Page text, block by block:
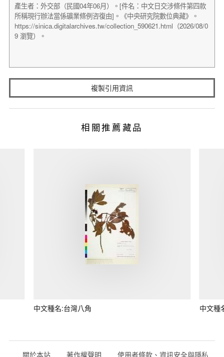
複製引用資訊
相關推薦藏品
中文種名:台灣八角 中文種
關於本站 著作權聲明 使用者條款、資訊安全與隱私